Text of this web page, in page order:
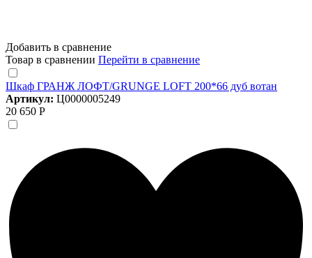
Добавить в сравнение
Товар в сравнении Перейти в сравнение
Шкаф ГРАНЖ ЛОФТ/GRUNGE LOFT 200*66 дуб вотан
Артикул: Ц0000005249
20 650 Р